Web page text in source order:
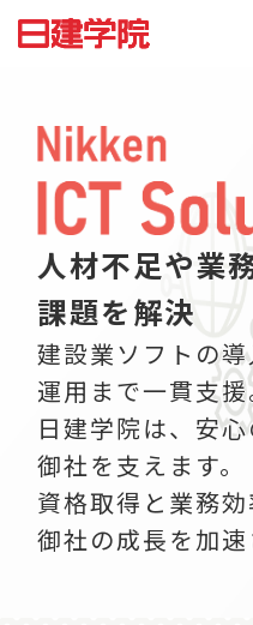
人材不足や業
課題を解決
建設業ソフトの
運用まで一貫支援
日建学院は、安
御社を支えます。
資格取得と業務
御社の成長を加速